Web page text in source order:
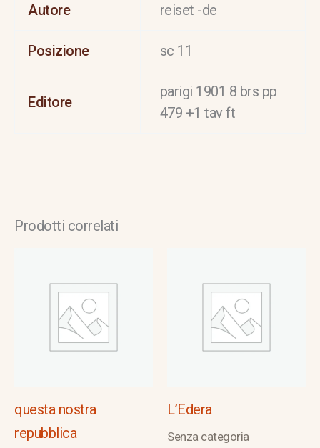
Autore reiset -de
Posizione sc 11
Editore
parigi 1901 8 brs pp
479 +1 tav ft
Prodotti correlati
questa nostra
repubblica
L’Edera
Senza categoria